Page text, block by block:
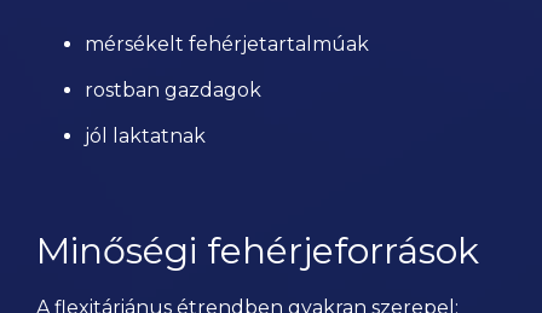
mérsékelt fehérjetartalmúak
rostban gazdagok
jól laktatnak
Minőségi fehérjeforrások
A flexitáriánus étrendben gyakran szerepel: